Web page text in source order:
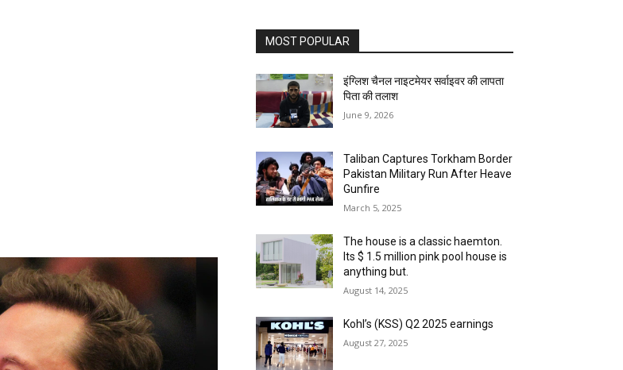
MOST POPULAR
इंग्लिश चैनल नाइटमेयर सर्वाइवर की लापता
पिता की तलाश
June 9, 2026
Taliban Captures Torkham Border
Pakistan Military Run After Heave
Gunfire
March 5, 2025
The house is a classic haemton.
Its $ 1.5 million pink pool house is
anything but.
August 14, 2025
Kohl’s (KSS) Q2 2025 earnings
August 27, 2025